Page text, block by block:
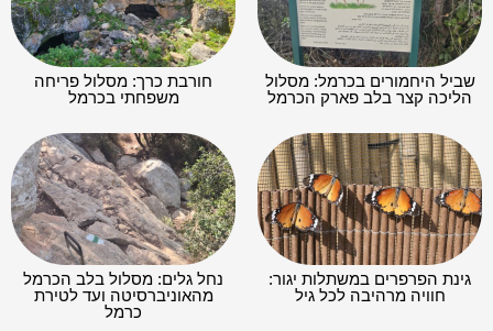
שביל היחמורים בכרמל: מסלול
הליכה קצר בלב פארק הכרמל
חורבת כרך: מסלול פריחה
משפחתי בכרמל
גינת הפרפרים במשתלות יגור:
חוויה מרהיבה לכל גיל
נחל גלים: מסלול בלב הכרמל
מהאוניברסיטה ועד לטירת
כרמל